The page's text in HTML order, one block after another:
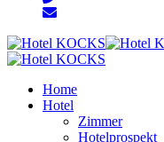
Home
Hotel
Zimmer
Hotelprospekt